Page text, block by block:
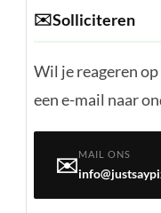
✉️Solliciteren
Wil je reageren
een e-mail naar
✉️MAIL ONS